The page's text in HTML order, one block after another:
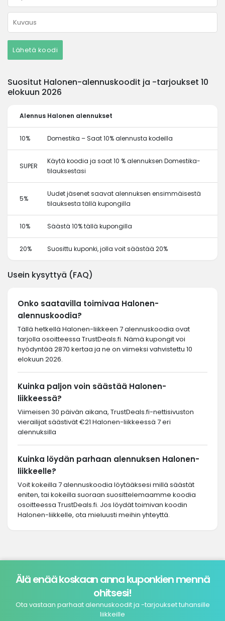
Lähetä koodi
Suositut Halonen-alennuskoodit ja -tarjoukset 10
elokuun 2026
Alennus Halonen alennukset
10% Domestika – Saat 10% alennusta kodeilla
SUPER
Käytä koodia ja saat 10 % alennuksen Domestika-
tilauksestasi
5%
Uudet jäsenet saavat alennuksen ensimmäisestä
tilauksesta tällä kupongilla
10% Säästä 10% tällä kupongilla
20% Suosittu kuponki, jolla voit säästää 20%
Usein kysyttyä (FAQ)
Onko saatavilla toimivaa Halonen-
alennuskoodia?
Tällä hetkellä Halonen-liikkeen 7 alennuskoodia ovat
tarjolla osoitteessa TrustDeals.fi. Nämä kupongit voi
hyödyntää 2870 kertaa ja ne on viimeksi vahvistettu 10
elokuun 2026.
Kuinka paljon voin säästää Halonen-
liikkeessä?
Viimeisen 30 päivän aikana, TrustDeals.fi-nettisivuston
vierailijat säästivät €21 Halonen-liikkeessä 7 eri
alennuksilla
Kuinka löydän parhaan alennuksen Halonen-
liikkeelle?
Voit kokeilla 7 alennuskoodia löytääksesi millä säästät
eniten, tai kokeilla suoraan suosittelemaamme koodia
osoitteessa TrustDeals.fi. Jos löydät toimivan koodin
Halonen-liikkelle, ota mieluusti meihin yhteyttä.
Älä enää koskaan anna kuponkien mennä
ohitsesi!
Ota vastaan parhaat alennuskoodit ja -tarjoukset tuhansille
liikkeille